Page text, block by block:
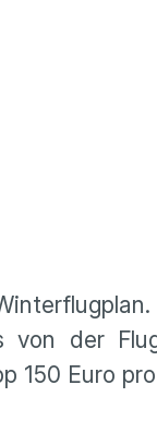
der
150 Euro